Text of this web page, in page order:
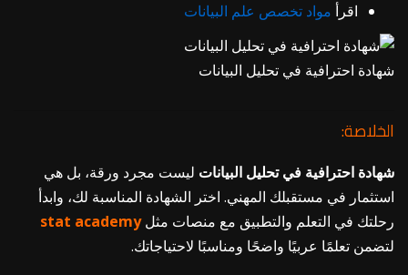
اقرأ مواد تخصص علم البيانات
شهادة احترافية في تحليل البيانات
الخلاصة:
شهادة احترافية في تحليل البيانات ليست مجرد ورقة، بل هي
استثمار في مستقبلك المهني. اختر الشهادة المناسبة لك، وابدأ
رحلتك في التعلم والتطبيق مع منصات مثل
stat academy
لتضمن تعلمًا عربيًا واضحًا ومناسبًا لاحتياجاتك.